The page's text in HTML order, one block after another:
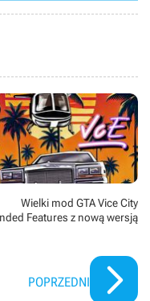
Wielki mod GTA Vice City
Features z nową wersją
POPRZEDNI